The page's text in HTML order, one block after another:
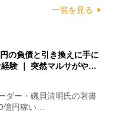
一覧を見る
の負債と引き換えに手に
験 ｜ 突然マルサがや…
ダー・磯貝清明氏の著書
億円稼い…